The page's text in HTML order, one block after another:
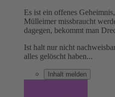
Es ist ein offenes
Mülleimer missbraucht
dagegen, bekommt man
Ist halt nur nicht
alles gelöscht haben...
Inhalt melden